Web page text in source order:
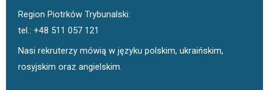
Region Piotrków Trybunalski:
tel.: +48 511 057 121
Nasi rekruterzy mówią w języku polskim, ukraińskim,
rosyjskim oraz angielskim.